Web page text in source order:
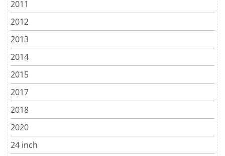
2011
2012
2013
2014
2015
2017
2018
2020
24 inch